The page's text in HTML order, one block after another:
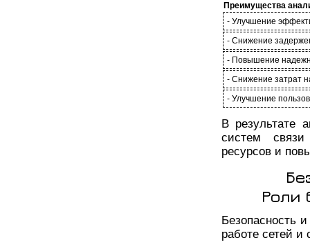
Преимущества
- Улучшение
- Снижение
- Повышение
- Снижение затрат
- Улучшение
В результате
систем связи
ресурсов и
Роли
Безопасность
работе сетей и